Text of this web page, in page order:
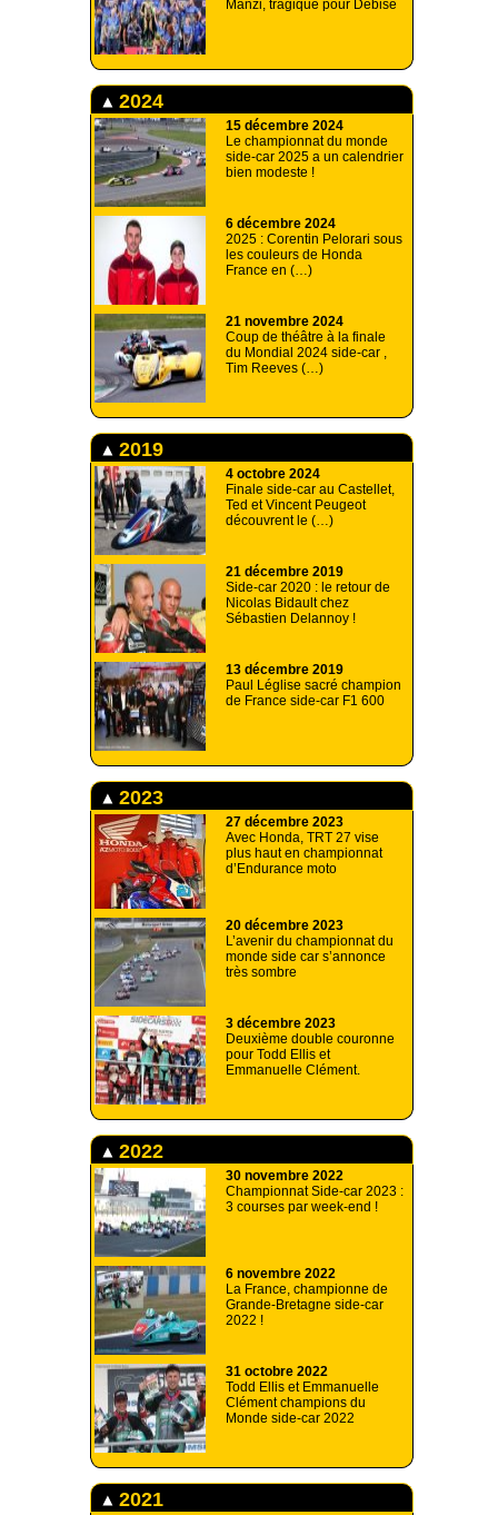
Manzi, tragique pour Debise
2024
15 décembre 2024
Le championnat du monde
side-car 2025 a un calendrier
bien modeste !
6 décembre 2024
2025 : Corentin Pelorari sous
les couleurs de Honda
France en (…)
21 novembre 2024
Coup de théâtre à la finale
du Mondial 2024 side-car ,
Tim Reeves (…)
2019
4 octobre 2024
Finale side-car au Castellet,
Ted et Vincent Peugeot
découvrent le (…)
21 décembre 2019
Side-car 2020 : le retour de
Nicolas Bidault chez
Sébastien Delannoy !
13 décembre 2019
Paul Léglise sacré champion
de France side-car F1 600
2023
27 décembre 2023
Avec Honda, TRT 27 vise
plus haut en championnat
d’Endurance moto
20 décembre 2023
L’avenir du championnat du
monde side car s’annonce
très sombre
3 décembre 2023
Deuxième double couronne
pour Todd Ellis et
Emmanuelle Clément.
2022
30 novembre 2022
Championnat Side-car 2023 :
3 courses par week-end !
6 novembre 2022
La France, championne de
Grande-Bretagne side-car
2022 !
31 octobre 2022
Todd Ellis et Emmanuelle
Clément champions du
Monde side-car 2022
2021